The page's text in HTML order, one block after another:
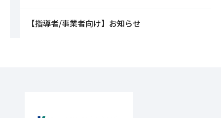
【指導者/事業者向け】お知らせ